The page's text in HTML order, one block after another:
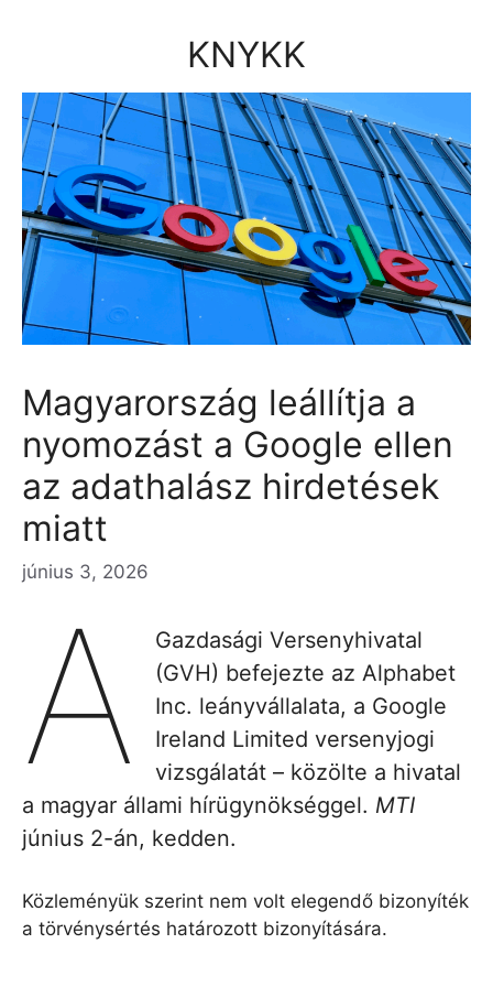
KNYKK
Magyarország leállítja a
nyomozást a Google ellen
az adathalász hirdetések
miatt
június 3, 2026
A
Gazdasági Versenyhivatal
(GVH) befejezte az Alphabet
Inc. leányvállalata, a Google
Ireland Limited versenyjogi
vizsgálatát – közölte a hivatal
a magyar állami hírügynökséggel. MTI
június 2-án, kedden.
Közleményük szerint nem volt elegendő bizonyíték
a törvénysértés határozott bizonyítására.